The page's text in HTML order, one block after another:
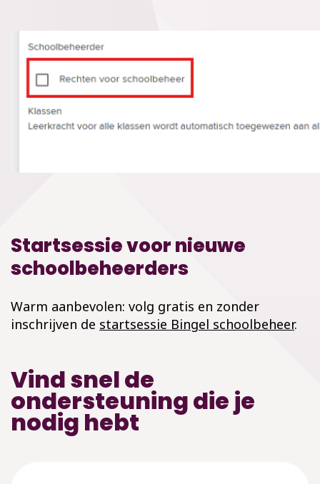
Startsessie voor nieuwe
schoolbeheerders
Warm aanbevolen: volg gratis en zonder
inschrijven de startsessie Bingel schoolbeheer.
Vind snel de
ondersteuning die je
nodig hebt